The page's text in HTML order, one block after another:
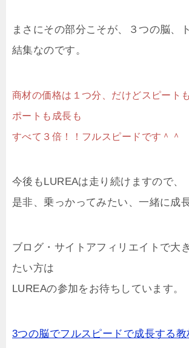
まさにその部分こそが、３つの脳、
結集なのです。
商材の価格は１つ分、だけどスピート
ポートも成長も
すべて３倍！！フルスピードです＾＾
今後もLUREAは走り続けますので、
是非、乗っかってみたい、一緒に成
ブログ・サイトアフィリエイトで大
たい方は
LUREAの参加をお待ちしています。
3つの脳でフルスピードで成長する教